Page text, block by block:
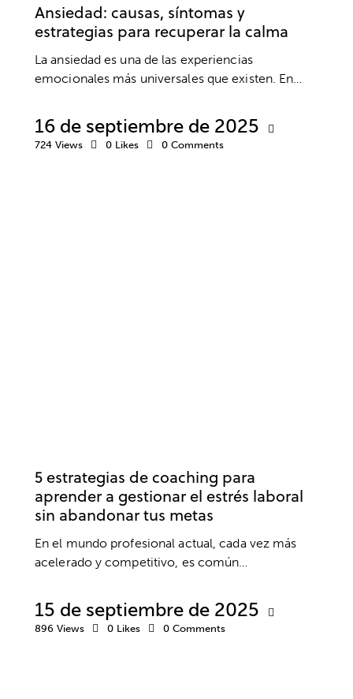
Ansiedad: causas, síntomas y
estrategias para recuperar la calma
La ansiedad es una de las experiencias
emocionales más universales que existen. En…
16 de septiembre de 2025
724 Views 0 Likes 0 Comments
5 estrategias de coaching para
aprender a gestionar el estrés laboral
sin abandonar tus metas
En el mundo profesional actual, cada vez más
acelerado y competitivo, es común…
15 de septiembre de 2025
896 Views 0 Likes 0 Comments